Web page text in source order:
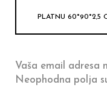
PLATNU 60*90*2,5
Vaša email adresa
Neophodna polja